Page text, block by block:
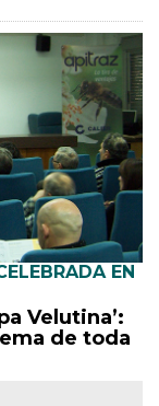
EN
Velutina’:
de toda